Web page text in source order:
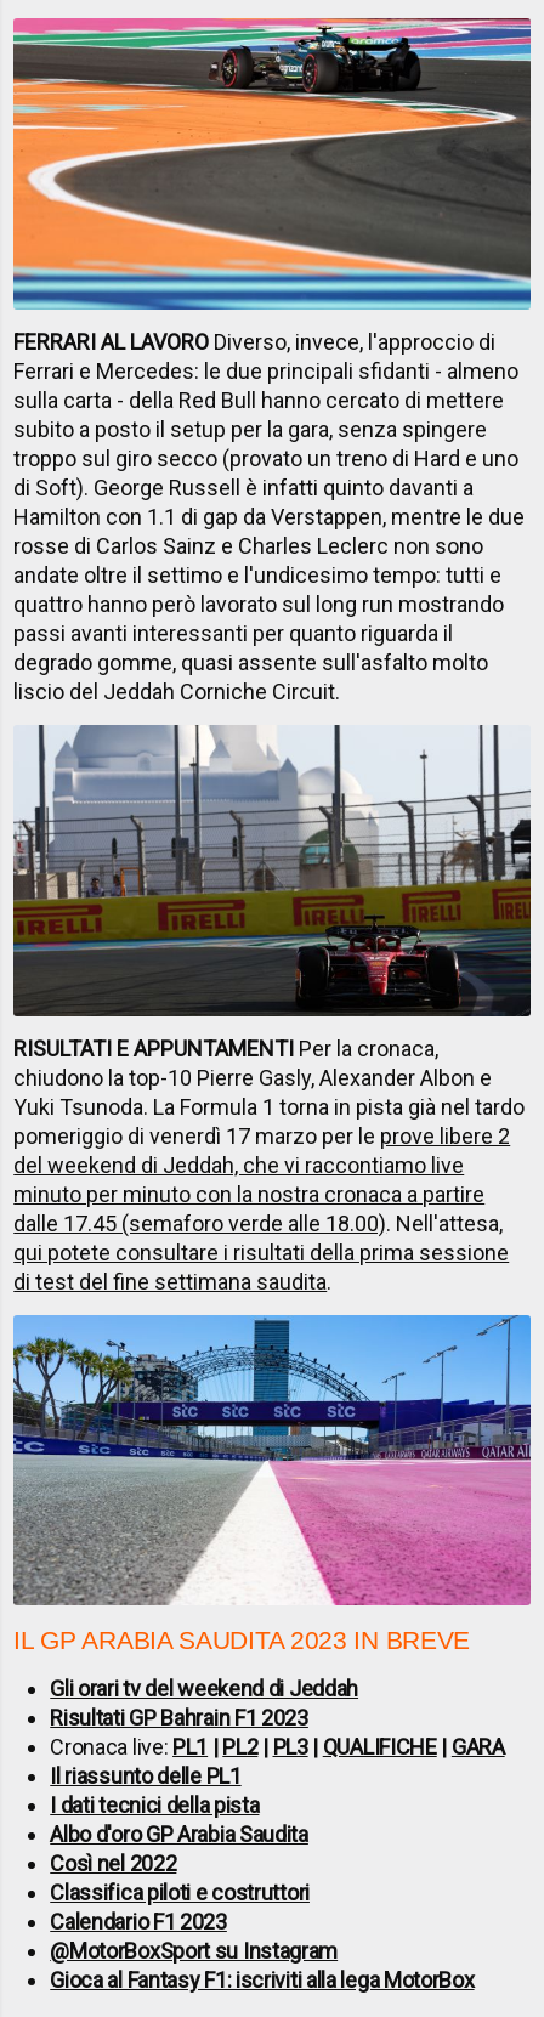
FERRARI AL LAVORO Diverso, invece, l'approccio di
Ferrari e Mercedes: le due principali sfidanti - almeno
sulla carta - della Red Bull hanno cercato di mettere
subito a posto il setup per la gara, senza spingere
troppo sul giro secco (provato un treno di Hard e uno
di Soft). George Russell è infatti quinto davanti a
Hamilton con 1.1 di gap da Verstappen, mentre le due
rosse di Carlos Sainz e Charles Leclerc non sono
andate oltre il settimo e l'undicesimo tempo: tutti e
quattro hanno però lavorato sul long run mostrando
passi avanti interessanti per quanto riguarda il
degrado gomme, quasi assente sull'asfalto molto
liscio del Jeddah Corniche Circuit.
RISULTATI E APPUNTAMENTI Per la cronaca,
chiudono la top-10 Pierre Gasly, Alexander Albon e
Yuki Tsunoda. La Formula 1 torna in pista già nel tardo
pomeriggio di venerdì 17 marzo per le prove libere 2
del weekend di Jeddah, che vi raccontiamo live
minuto per minuto con la nostra cronaca a partire
dalle 17.45 (semaforo verde alle 18.00). Nell'attesa,
qui potete consultare i risultati della prima sessione
di test del fine settimana saudita.
IL GP ARABIA SAUDITA 2023 IN BREVE
Gli orari tv del weekend di Jeddah
Risultati GP Bahrain F1 2023
Cronaca live: PL1 | PL2| PL3| QUALIFICHE| GARA
Il riassunto delle PL1
I dati tecnici della pista
Albo d'oro GP Arabia Saudita
Così nel 2022
Classifica piloti e costruttori
Calendario F1 2023
@MotorBoxSport su Instagram
Gioca al Fantasy F1: iscriviti alla lega MotorBox